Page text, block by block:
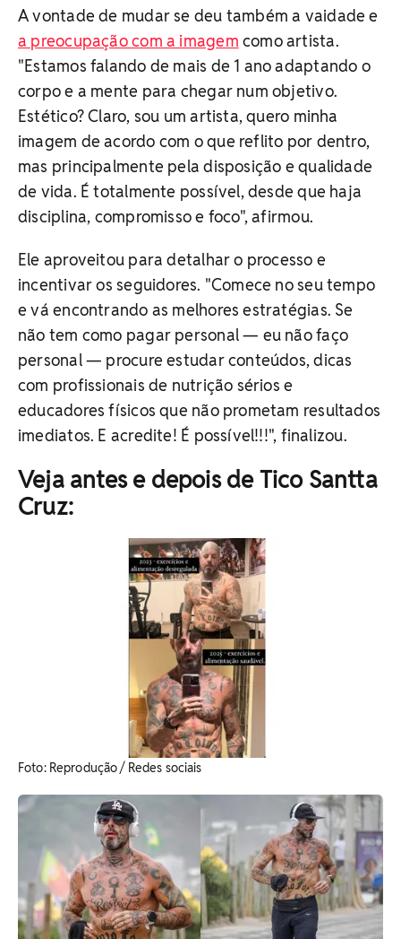
A vontade de mudar se deu também a vaidade e
a preocupação com a imagem como artista.
"Estamos falando de mais de 1 ano adaptando o
corpo e a mente para chegar num objetivo.
Estético? Claro, sou um artista, quero minha
imagem de acordo com o que reflito por dentro,
mas principalmente pela disposição e qualidade
de vida. É totalmente possível, desde que haja
disciplina, compromisso e foco", afirmou.
Ele aproveitou para detalhar o processo e
incentivar os seguidores. "Comece no seu tempo
e vá encontrando as melhores estratégias. Se
não tem como pagar personal — eu não faço
personal — procure estudar conteúdos, dicas
com profissionais de nutrição sérios e
educadores físicos que não prometam resultados
imediatos. E acredite! É possível!!!", finalizou.
Veja antes e depois de Tico Santta
Cruz:
​Foto: Reprodução / Redes sociais